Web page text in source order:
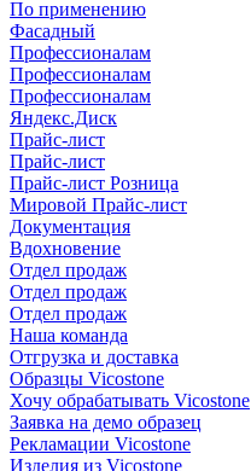
По применению
Фасадный
Профессионалам
Профессионалам
Профессионалам
Яндекс.Диск
Прайс-лист
Прайс-лист
Прайс-лист Розница
Мировой Прайс-лист
Документация
Вдохновение
Отдел продаж
Отдел продаж
Отдел продаж
Наша команда
Отгрузка и доставка
Образцы Vicostone
Хочу обрабатывать Vicostone
Заявка на демо образец
Рекламации Vicostone
Изделия из Vicostone